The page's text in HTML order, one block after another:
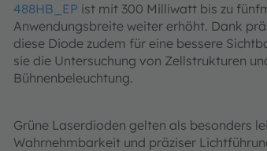
488HB_EP ist mit 300 Milliwatt bis zu
Anwendungsbreite weiter erhöht. Dank
diese Diode zudem für eine bessere
sie die Untersuchung von Zellstrukturen
Bühnenbeleuchtung.
Grüne Laserdioden gelten als besonders
Wahrnehmbarkeit und präziser